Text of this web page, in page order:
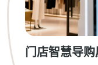
门店智慧导购